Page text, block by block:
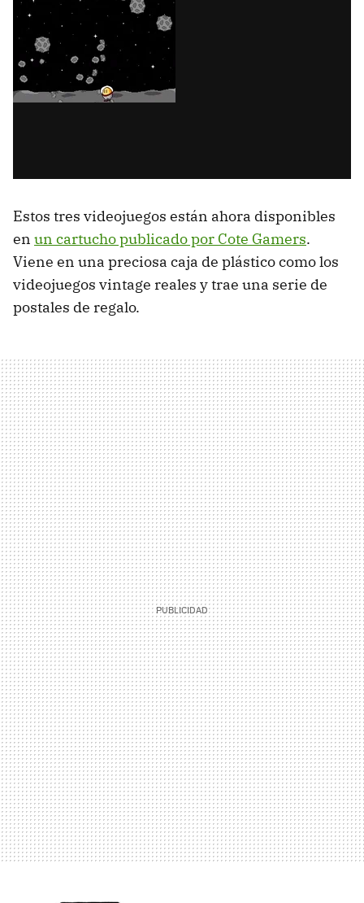
Estos tres videojuegos están ahora disponibles
en un cartucho publicado por Cote Gamers.
Viene en una preciosa caja de plástico como los
videojuegos vintage reales y trae una serie de
postales de regalo.